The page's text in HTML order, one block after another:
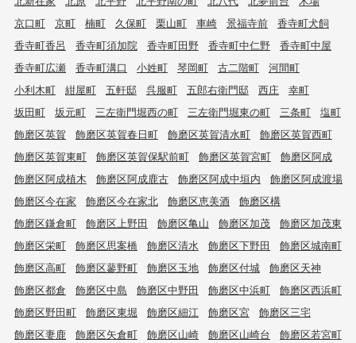
京口町
京町 楠町 久保町 栗山町 車崎 景福寺前
香寺町犬飼
香寺町香呂
香寺町須加院 香寺町田野 香寺町中仁野
香寺町中屋
香寺町広瀬
香寺町溝口 小姓町 琴岡町 古二階町
河間町
小利木町
紺屋町 五軒邸 呉服町 五郎右衛門邸 西庄
幸町
坂田町
坂元町 三左衛門堀西の町 三左衛門堀東の町 三条町
塩町
飾磨区英賀
飾磨区英賀春日町 飾磨区英賀清水町
飾磨区英賀西町
飾磨区英賀東町
飾磨区英賀保駅前町 飾磨区英賀宮町
飾磨区阿成
飾磨区阿成植木
飾磨区阿成鹿古 飾磨区阿成中垣内
飾磨区阿成渡場
飾磨区今在家
飾磨区今在家北 飾磨区恵美酒
飾磨区構
飾磨区鎌倉町
飾磨区上野田 飾磨区亀山 飾磨区加茂
飾磨区加茂東
飾磨区栄町
飾磨区思案橋 飾磨区清水 飾磨区下野田
飾磨区城南町
飾磨区高町
飾磨区蓼野町 飾磨区玉地 飾磨区付城
飾磨区天神
飾磨区都倉
飾磨区中島 飾磨区中野田 飾磨区中浜町
飾磨区西浜町
飾磨区野田町
飾磨区東堀 飾磨区細江 飾磨区宮
飾磨区三宅
飾磨区妻鹿
飾磨区矢倉町 飾磨区山崎 飾磨区山崎台
飾磨区若宮町